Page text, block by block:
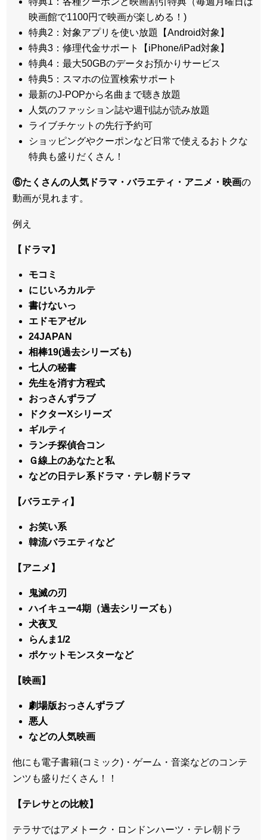
映画館で1100円で映画が楽しめる！)
特典2：対象アプリを使い放題【Android対象】
特典3：修理代金サポート【iPhone/iPad対象】
特典4：最大50GBのデータお預かりサービス
特典5：スマホの位置検索サポート
最新のJ-POPから名曲まで聴き放題
人気のファッション誌や週刊誌が読み放題
ライブチケットの先行予約可
ショッピングやクーポンなど日常で使えるおトクな
特典も盛りだくさん！
⑥たくさんの人気ドラマ・バラエティ・アニメ・映画の
動画が見れます。
例え
【ドラマ】
モコミ
にじいろカルテ
書けないっ
エドモアゼル
24JAPAN
相棒19(過去シリーズも)
七人の秘書
先生を消す方程式
おっさんずラブ
ドクターXシリーズ
ギルティ
ランチ探偵合コン
Ｇ線上のあなたと私
などの日テレ系ドラマ・テレ朝ドラマ
【バラエティ】
お笑い系
韓流バラエティなど
【アニメ】
鬼滅の刃
ハイキュー4期（過去シリーズも）
犬夜叉
らんま1/2
ポケットモンスターなど
【映画】
劇場版おっさんずラブ
悪人
などの人気映画
他にも電子書籍(コミック)・ゲーム・音楽などのコンテ
ンツも盛りだくさん！！
【テレサとの比較】
テラサではアメトーク・ロンドンハーツ・テレ朝ドラ